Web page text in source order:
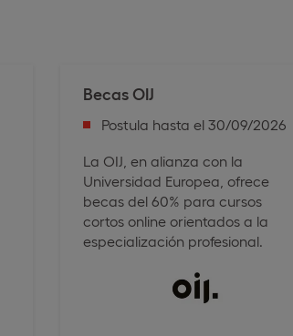
Becas OIJ
Postula hasta el 30/09/2026
La OIJ, en alianza con la
Universidad Europea, ofrece
becas del 60% para cursos
cortos online orientados a la
especialización profesional.